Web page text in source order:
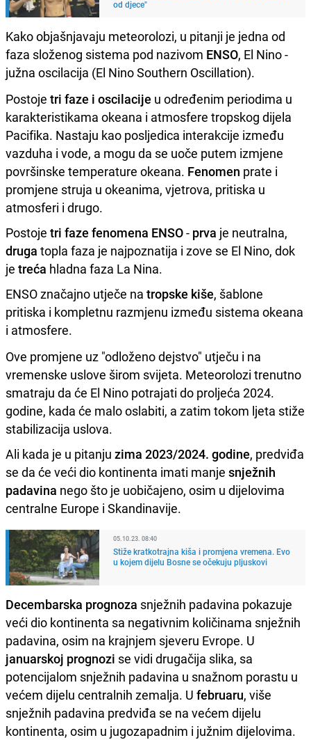
od djece"
Kako objašnjavaju meteorolozi, u pitanji je jedna od
faza složenog sistema pod nazivom ENSO, El Nino -
južna oscilacija (El Nino Southern Oscillation).
Postoje tri faze i oscilacije u određenim periodima u
karakteristikama okeana i atmosfere tropskog dijela
Pacifika. Nastaju kao posljedica interakcije između
vazduha i vode, a mogu da se uoče putem izmjene
površinske temperature okeana. Fenomen prate i
promjene struja u okeanima, vjetrova, pritiska u
atmosferi i drugo.
Postoje tri faze fenomena ENSO- prva je neutralna,
druga topla faza je najpoznatija i zove se El Nino, dok
je treća hladna faza La Nina.
ENSO značajno utječe na tropske kiše, šablone
pritiska i kompletnu razmjenu između sistema okeana
i atmosfere.
Ove promjene uz "odloženo dejstvo" utječu i na
vremenske uslove širom svijeta. Meteorolozi trenutno
smatraju da će El Nino potrajati do proljeća 2024.
godine, kada će malo oslabiti, a zatim tokom ljeta stiže
stabilizacija uslova.
Ali kada je u pitanju zima 2023/2024. godine, predviđa
se da će veći dio kontinenta imati manje snježnih
padavina nego što je uobičajeno, osim u dijelovima
centralne Europe i Skandinavije.
05.10.23. 08:40
Stiže kratkotrajna kiša i promjena vremena. Evo
u kojem dijelu Bosne se očekuju pljuskovi
Decembarska prognoza snježnih padavina pokazuje
veći dio kontinenta sa negativnim količinama snježnih
padavina, osim na krajnjem sjeveru Evrope. U
januarskoj prognozi se vidi drugačija slika, sa
potencijalom snježnih padavina u snažnom porastu u
većem dijelu centralnih zemalja. U februaru, više
snježnih padavina predviđa se na većem dijelu
kontinenta, osim u jugozapadnim i južnim dijelovima.